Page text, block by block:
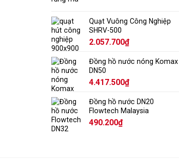
Quạt Vuông Công Nghiệp
SHRV-500
2.057.700₫
Đồng hồ nước nóng Komax
DN50
4.417.500₫
Đồng hồ nước DN20
Flowtech Malaysia
490.200₫